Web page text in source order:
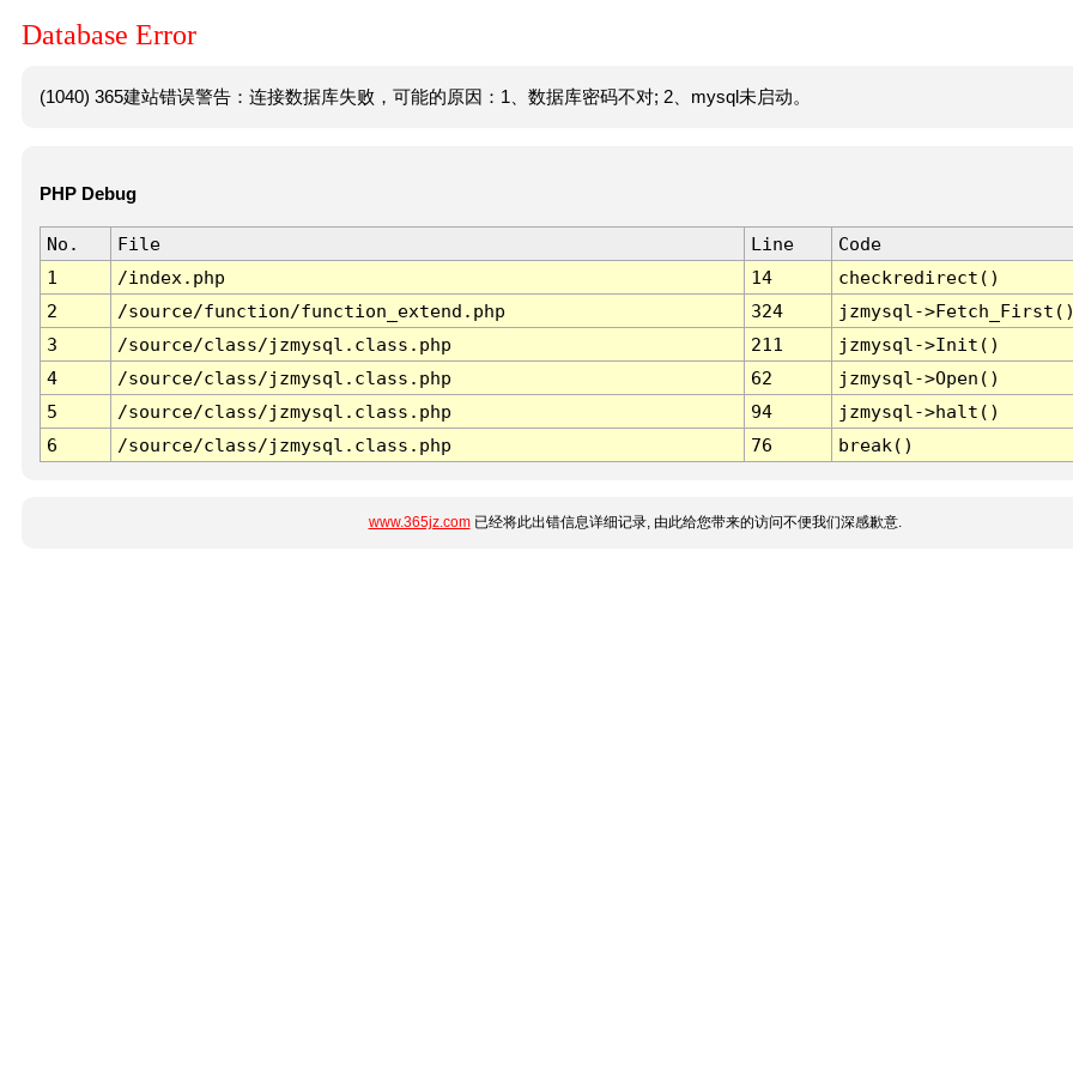
Database Error
(1040) 365建站错误警告：连接数据库失败，可能的原因：1、数据库密码不对; 2、mysql未启动。
PHP Debug
No. File Line
Code
1
/index.php 14
checkredirect()
2
/source/function/function_extend.php 324
jzmysql-
3
/source/class/jzmysql.class.php 211
jzmysql->Init()
4
/source/class/jzmysql.class.php 62
jzmysql->Open()
5
/source/class/jzmysql.class.php 94
jzmysql->halt()
6
/source/class/jzmysql.class.php 76 break()
www.365jz.com已经将此出错信息详细记录, 由此给您带来的访问不便我们深感歉意.